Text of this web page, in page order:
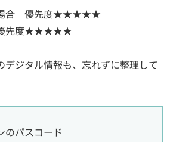
場合 優先度★★★★★
優先度★★★★★
デジタル情報も、忘れずに整理して
のパスコード